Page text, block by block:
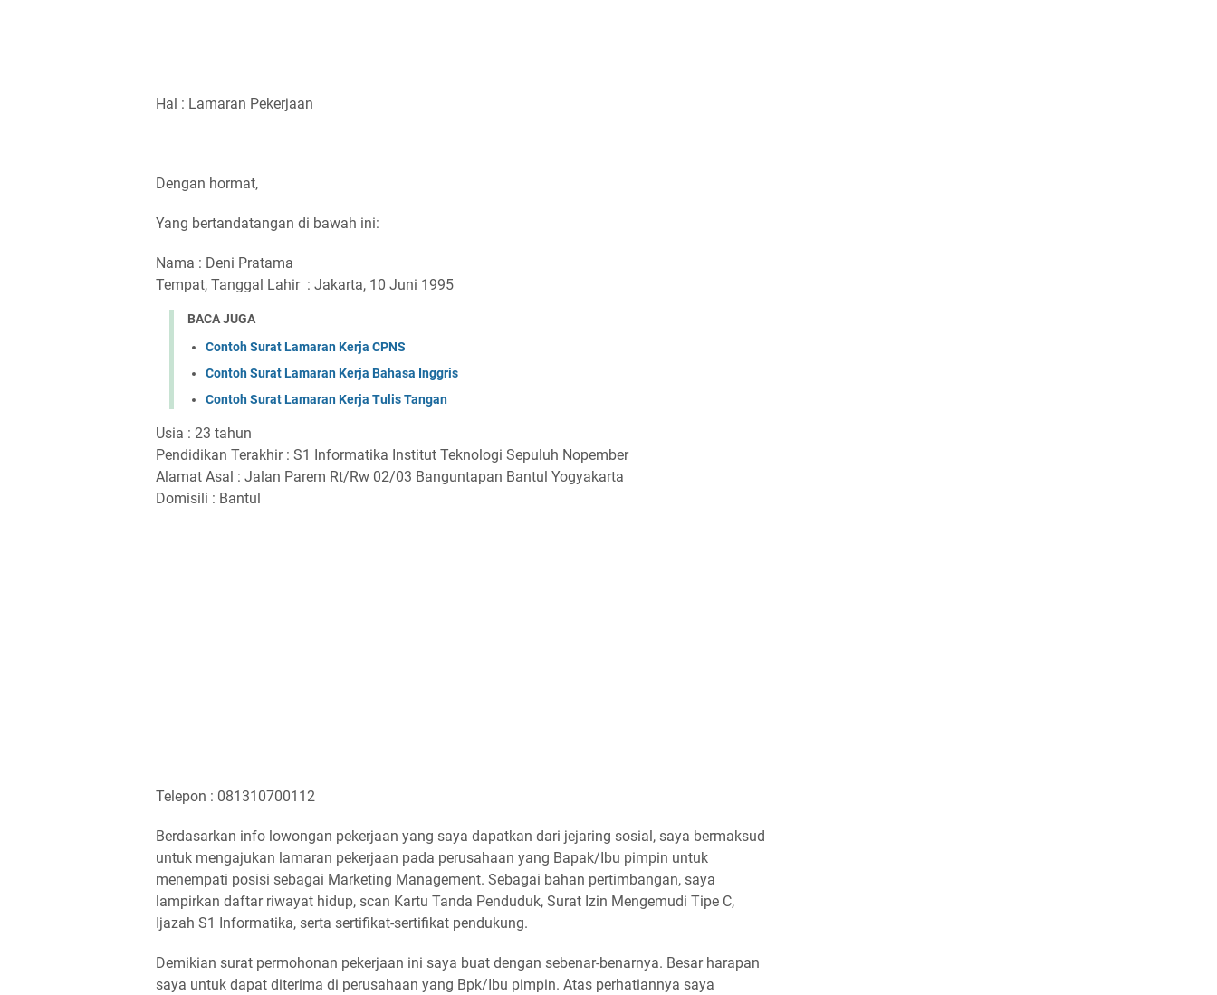
Hal : Lamaran Pekerjaan
Dengan hormat,
Yang bertandatangan di bawah ini:
Nama : Deni Pratama
Tempat, Tanggal Lahir : Jakarta, 10 Juni 1995
BACA JUGA
Contoh Surat Lamaran Kerja CPNS
Contoh Surat Lamaran Kerja Bahasa Inggris
Contoh Surat Lamaran Kerja Tulis Tangan
Usia : 23 tahun
Pendidikan Terakhir : S1 Informatika Institut Teknologi Sepuluh Nopember
Alamat Asal : Jalan Parem Rt/Rw 02/03 Banguntapan Bantul Yogyakarta
Domisili : Bantul
Telepon : 081310700112
Berdasarkan info lowongan pekerjaan yang saya dapatkan dari jejaring sosial, saya bermaksud
untuk mengajukan lamaran pekerjaan pada perusahaan yang Bapak/Ibu pimpin untuk
menempati posisi sebagai Marketing Management. Sebagai bahan pertimbangan, saya
lampirkan daftar riwayat hidup, scan Kartu Tanda Penduduk, Surat Izin Mengemudi Tipe C,
Ijazah S1 Informatika, serta sertifikat-sertifikat pendukung.
Demikian surat permohonan pekerjaan ini saya buat dengan sebenar-benarnya. Besar harapan
saya untuk dapat diterima di perusahaan yang Bpk/Ibu pimpin. Atas perhatiannya saya